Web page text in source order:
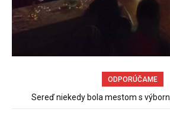
ODPORÚČAME
Obchádzka rozpadajúceho sa už